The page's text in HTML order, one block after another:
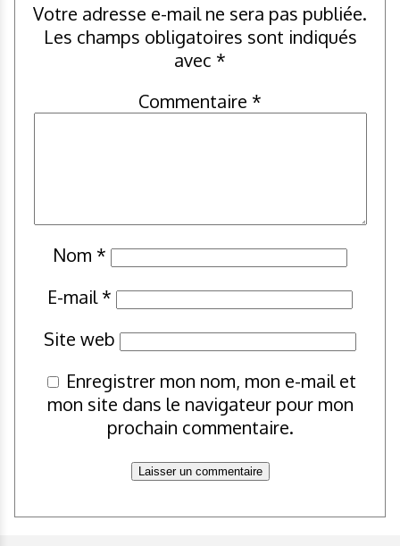
Votre adresse e-mail ne sera pas publiée.
Les champs obligatoires sont indiqués
avec *
Commentaire *
Nom *
E-mail*
Site web
Enregistrer mon nom, mon e-mail et
mon site dans le navigateur pour mon
prochain commentaire.